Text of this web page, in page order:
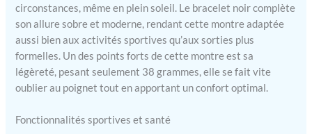
de sommeil, cardio
poignet, suivi du stress et
d'énergie Body Battery,
santé féminine, Pulse Ox
Fonctions connectées :
Garmin Pay, suivi des
appels et SMS
Android
circonstances, même en plein soleil. Le bracelet noir complète
son allure sobre et moderne, rendant cette montre adaptée
aussi bien aux activités sportives qu’aux sorties plus
formelles. Un des points forts de cette montre est sa
légèreté, pesant seulement 38 grammes, elle se fait vite
oublier au poignet tout en apportant un confort optimal.
Fonctionnalités sportives et santé